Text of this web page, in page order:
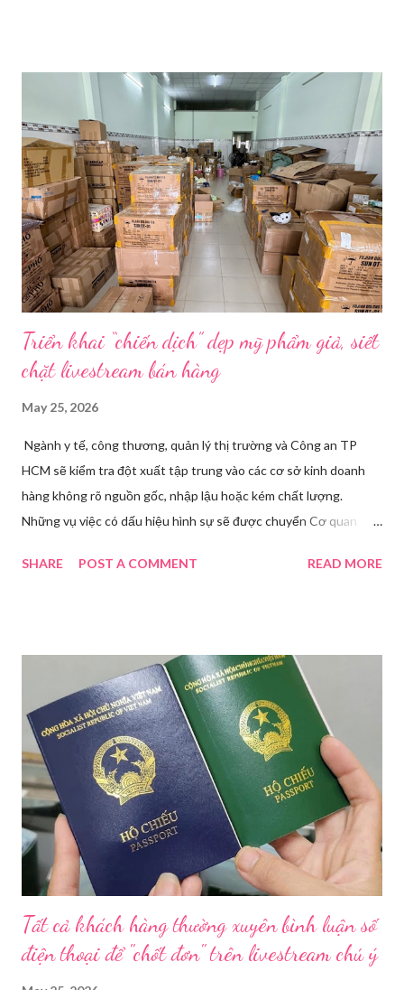
thay đồ. Chỉ trong vài phút, phòng khách được sắp xếp lại. Hai
đèn chiếu ngược sáng bật lên. Một chiếc điện thoại được gắn cố
định. Cả ba người vào vị trí. Wu đã chuẩn bị sẵn lời thoại và trao
đổi trước cách diễn đạt với ông và mẹ, thậm chí còn bàn xem
dùng từ nào trong phương ngữ Thượng Hải nghe tự nhiên nhất
trên camera. Ông cô nhăn mặt khi nghe giải thích về Thế vận
hội Mùa đông. “Người già như tụi ông không hiểu mấy cái này...
Triển khai “chiến dịch” dẹp mỹ phẩm giả, siết
chặt livestream bán hàng
May 25, 2026
Ngành y tế, công thương, quản lý thị trường và Công an TP
HCM sẽ kiểm tra đột xuất tập trung vào các cơ sở kinh doanh
hàng không rõ nguồn gốc, nhập lậu hoặc kém chất lượng.
Những vụ việc có dấu hiệu hình sự sẽ được chuyển Cơ quan
Hoài Nam đã ký ban hành Kế hoạch số 4316/KH-SYT về việc
trạng kinh doanh mỹ phẩm thật - giả lẫn lộn. Để chấn chỉnh, Sở Y
tế TP HCM sẽ phối hợp với các sở, ngành và chính quyền địa
phương tăng cường kiểm tra, giám sát. Đợt này, Phòng Nghiệp
vụ Dược sẽ tham mưu Giám đốc Sở Y tế thành lập Tổ công tác
về mỹ phẩm. Cơ quan Cảnh sát điều tra Công an TP HCM vừa
triệt phá đường dây sản xuất, buôn bán mỹ phẩm giả quy mô
lớn, hoạt động tinh vi ngay giữa khu dân cư ở phường Tân Tạo.
Bên cạnh đó, Sở Y tế sẽ công khai danh ...
SHARE POST A COMMENT READ MORE
Tất cả khách hàng thường xuyên bình luận số
điện thoại để "chốt đơn" trên livestream chú ý